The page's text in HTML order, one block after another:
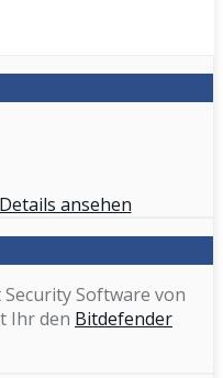
ansehen
Software von
Ihr den Bitdefender